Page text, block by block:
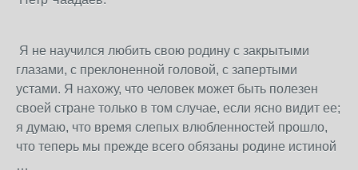
Я не научился любить свою родину с закрытыми
глазами, с преклоненной головой, с запертыми
устами. Я нахожу, что человек может быть полезен
своей стране только в том случае, если ясно видит ее;
я думаю, что время слепых влюбленностей прошло,
что теперь мы прежде всего обязаны родине истиной
…